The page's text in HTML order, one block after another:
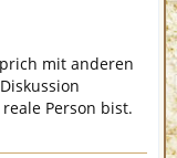
mit anderen
Person bist.